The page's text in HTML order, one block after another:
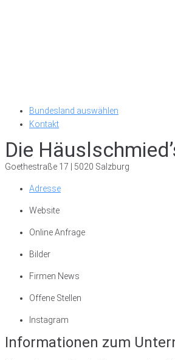
Bundesland auswählen
Kontakt
Die
Goethestraße 17 | 5020 Salzburg
Adresse
Website
Online Anfrage
Bilder
Firmen News
Offene Stellen
Instagram
Informationen zum